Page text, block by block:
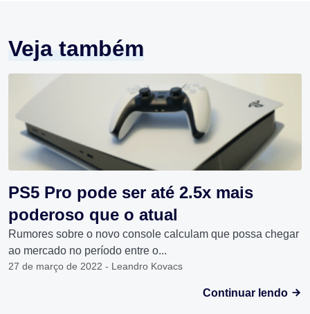
Veja também
PS5 Pro pode ser até 2.5x mais
poderoso que o atual
Rumores sobre o novo console calculam que possa chegar
ao mercado no período entre o...
27 de março de 2022 - Leandro Kovacs
Continuar lendo